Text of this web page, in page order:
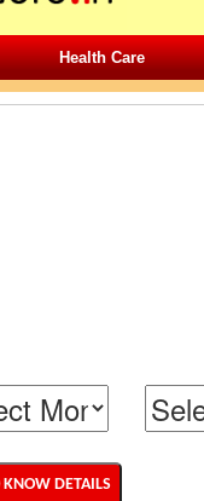
Health Care